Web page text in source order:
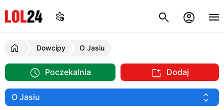
Dowcipy O Jasiu
Poczekalnia Dodaj